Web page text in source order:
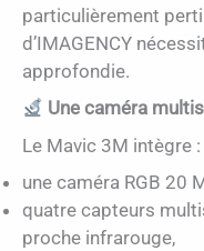
particulièrement
d’IMAGENCY
approfondie.
Une caméra
Le Mavic 3M intègre :
une caméra RGB 20
quatre capteurs
proche infrarouge,